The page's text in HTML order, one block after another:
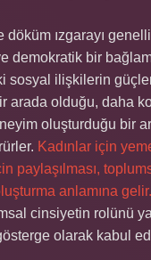
döküm ızgarayı
demokratik bir
sosyal ilişkilerin
arada olduğu, daha
oluşturduğu bir
Kadınlar için
paylaşılması,
anlamına gelir.
cinsiyetin rolünü
olarak kabul